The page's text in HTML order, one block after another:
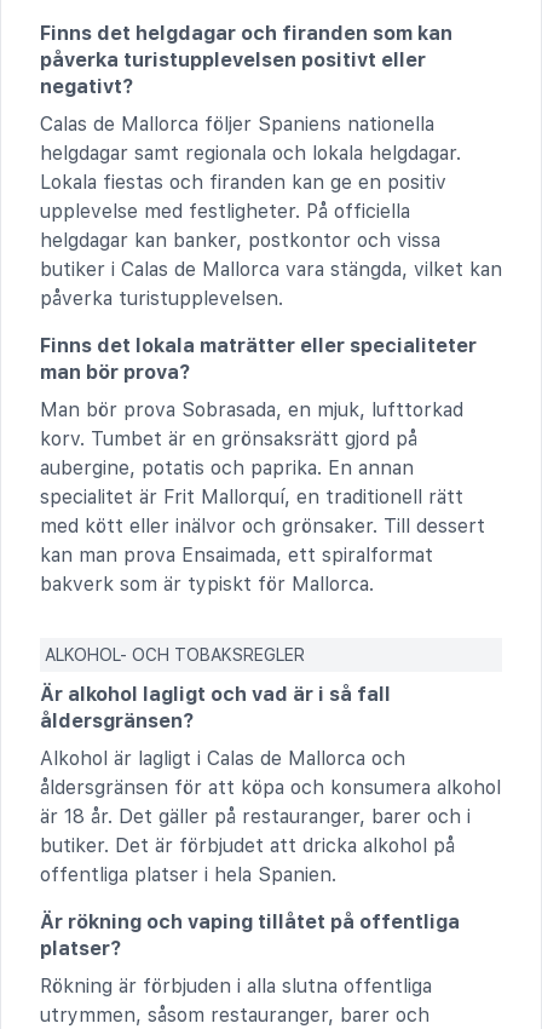
Finns det helgdagar och firanden som kan
påverka turistupplevelsen positivt eller
negativt?
Calas de Mallorca följer Spaniens nationella
helgdagar samt regionala och lokala helgdagar.
Lokala fiestas och firanden kan ge en positiv
upplevelse med festligheter. På officiella
helgdagar kan banker, postkontor och vissa
butiker i Calas de Mallorca vara stängda, vilket kan
påverka turistupplevelsen.
Finns det lokala maträtter eller specialiteter
man bör prova?
Man bör prova Sobrasada, en mjuk, lufttorkad
korv. Tumbet är en grönsaksrätt gjord på
aubergine, potatis och paprika. En annan
specialitet är Frit Mallorquí, en traditionell rätt
med kött eller inälvor och grönsaker. Till dessert
kan man prova Ensaimada, ett spiralformat
bakverk som är typiskt för Mallorca.
ALKOHOL- OCH TOBAKSREGLER
Är alkohol lagligt och vad är i så fall
åldersgränsen?
Alkohol är lagligt i Calas de Mallorca och
åldersgränsen för att köpa och konsumera alkohol
är 18 år. Det gäller på restauranger, barer och i
butiker. Det är förbjudet att dricka alkohol på
offentliga platser i hela Spanien.
Är rökning och vaping tillåtet på offentliga
platser?
Rökning är förbjuden i alla slutna offentliga
utrymmen, såsom restauranger, barer och